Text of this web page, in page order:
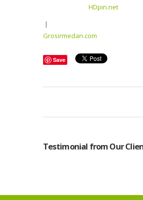
HDpin.net
|
Grosirmedan.com
Save
Testimonial from Our